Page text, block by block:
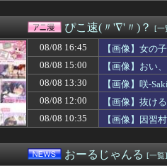
ポイント残高への言いがか
日本の写真加工アプリ運営
👴"テレビ大好き"高齢者の｢
【画像】のんさん(31)のミ
にこ「ケーキを作ってきた
【悲報】コカコーラ240円、
PTA会長「PTA参加拒否した
【艦これ】E3-4はじめたけ
「宝くじの1番賢い買い方
【動画】タイのティパンコ
【ラブライブ】海未「人生
ぴこ速(〃'∇'〃)？ [一
08/08 16:45
【画像】女の
08/08 15:00
【画像】おい
08/08 13:30
【画像】咲-
08/08 12:00
【画像】抜け
08/08 10:35
【画像】因習
おーるじゃんる [一覧]